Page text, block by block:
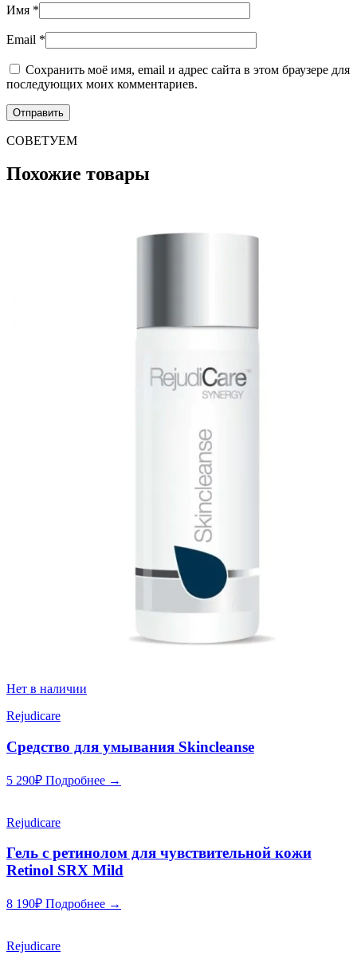
Имя *
Email *
Сохранить моё имя, email и адрес сайта в этом браузере для
последующих моих комментариев.
СОВЕТУЕМ
Похожие товары
Нет в наличии
Rejudicare
Средство для умывания Skincleanse
5 290₽ Подробнее →
Rejudicare
Гель с ретинолом для чувствительной кожи
Retinol SRX Mild
8 190₽ Подробнее →
Rejudicare